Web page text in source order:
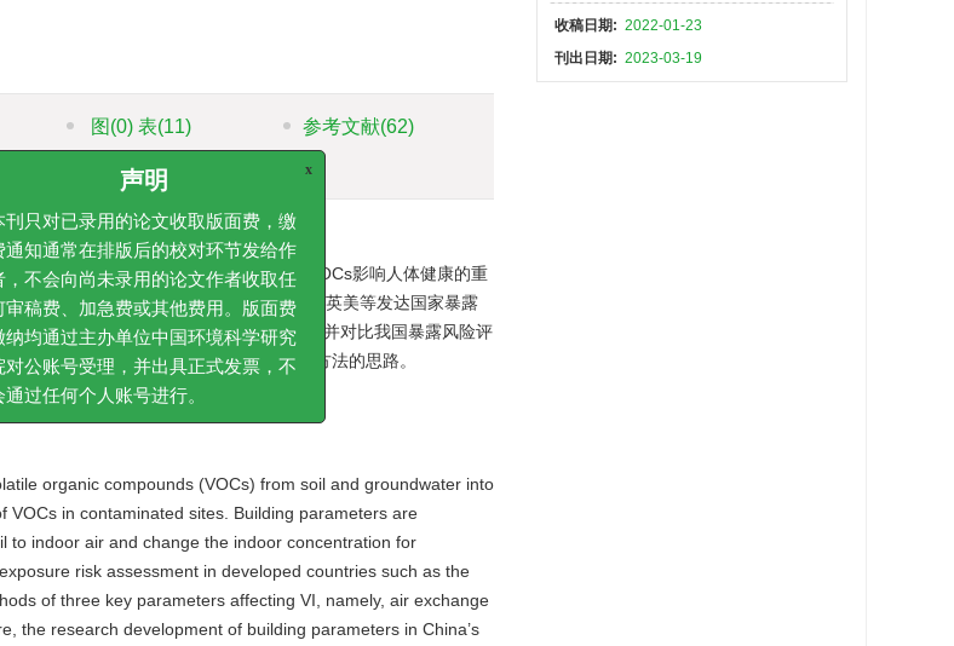
图 (0) 表(11) 参考文献(62)
资源附件(0)
即蒸气入侵（vapor intrusion，VI）是VOCs影响人体健康的重
暴露浓度的重要因素之一。通过系统梳理英美等发达国家暴露
率、建筑容积和地基裂隙）的确定方法，并对比我国暴露风险评
数等方面提出完善建筑物参数及其技术方法的思路。
数
organic compounds (VOCs) from soil and groundwater into
in contaminated sites. Building parameters are
to indoor air and change the indoor concentration for
risk assessment in developed countries such as the
of three key parameters affecting VI, namely, air exchange
the research development of building parameters in China’s
收稿日期: 2022-01-23
刊出日期: 2023-03-19
x
声明
本刊只对已录用的论文收取版面费，缴
费通知通常在排版后的校对环节发给作
者，不会向尚未录用的论文作者收取任
何审稿费、加急费或其他费用。版面费
缴纳均通过主办单位中国环境科学研究
院对公账号受理，并出具正式发票，不
会通过任何个人账号进行。